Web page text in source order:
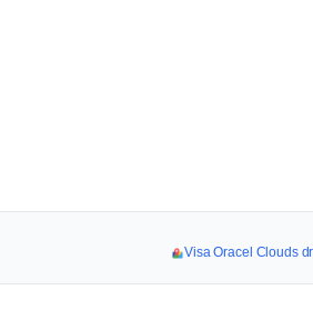
Visa Oracel Clouds